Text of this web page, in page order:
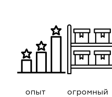
опыт огромный